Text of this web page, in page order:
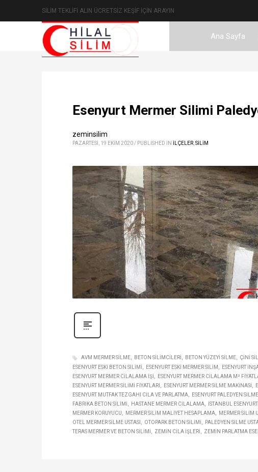
SİLİM TEKLİFİ ALIN ÜCRETSİZ KEŞİF İÇİN ARAYIN
Ana Sayfa
Esenyurt Mermer Silimi
zeminsilim
PAZARTESI, 19 EKIM 2020 / PUBLISHED IN İLÇELER SİLİM
AVM MERMER SILME BETON SILIMCILERI BETON YÜZEYI SILME ÇINI
ESENYURT ESKI BETON SILIMI
ESENYURT ESKI MERMER SILIM ESENYURT
ESENYURT MERMER CILALAMA IŞI
ESENYURT MERMER CILALAMA M²
ESENYURT MERMER SILIMI FIYATLARI
ESENYURT MERMER SILME MAKINASI
ESENYURT MUTFAK TEZGAHI CILA VE PARLATMA
ESENYURT PALEDYEN
FABRIKA BETON SILIMI
HASTANE MERMER CILALAMA İSTANBUL
MERMER KORUYUCU
MERMER SILIM MALIYET HESAPLAMA MERMER SILIM
OTEL MERMER SILME USTASI
OTOPARK BETON SILIMI PALEDYEN SILME
TERAS MERMER VE BETON SILIMI
ZEMIN CILA IŞLERI ZEMIN PARLATMA